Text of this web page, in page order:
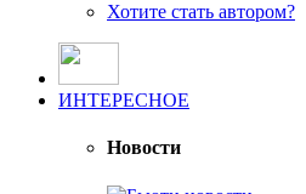
Хотите стать автором?
ИНТЕРЕСНОЕ
Новости